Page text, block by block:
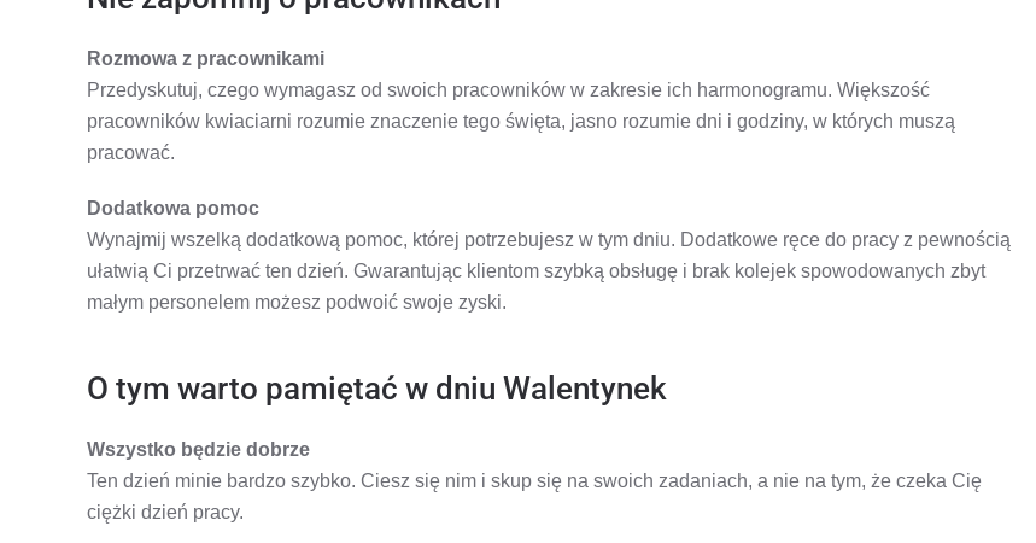
Rozmowa z pracownikami
Przedyskutuj, czego wymagasz od swoich pracowników w zakresie ich harmonogramu. Większość
pracowników kwiaciarni rozumie znaczenie tego święta, jasno rozumie dni i godziny, w których muszą
pracować.
Dodatkowa pomoc
Wynajmij wszelką dodatkową pomoc, której potrzebujesz w tym dniu. Dodatkowe ręce do pracy z pewnością
ułatwią Ci przetrwać ten dzień. Gwarantując klientom szybką obsługę i brak kolejek spowodowanych zbyt
małym personelem możesz podwoić swoje zyski.
O tym warto pamiętać w dniu Walentynek
Wszystko będzie dobrze
Ten dzień minie bardzo szybko. Ciesz się nim i skup się na swoich zadaniach, a nie na tym, że czeka Cię
ciężki dzień pracy.